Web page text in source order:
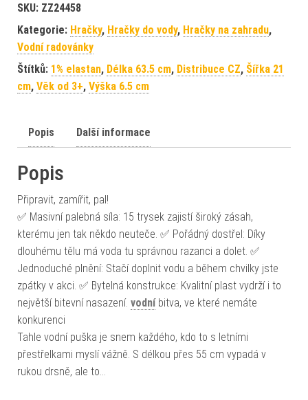
SKU: ZZ24458
Kategorie: Hračky, Hračky do vody, Hračky na zahradu,
Vodní radovánky
Štítků: 1% elastan, Délka 63.5 cm, Distribuce CZ, Šířka 21
cm, Věk od 3+, Výška 6.5 cm
Popis Další informace
Popis
Připravit, zamířit, pal!
✅ Masivní palebná síla: 15 trysek zajistí široký zásah,
kterému jen tak někdo neuteče. ✅ Pořádný dostřel: Díky
dlouhému tělu má voda tu správnou razanci a dolet. ✅
Jednoduché plnění: Stačí doplnit vodu a během chvilky jste
zpátky v akci. ✅ Bytelná konstrukce: Kvalitní plast vydrží i to
největší bitevní nasazení. vodníbitva, ve které nemáte
konkurenci
Tahle vodní puška je snem každého, kdo to s letními
přestřelkami myslí vážně. S délkou přes 55 cm vypadá v
rukou drsně, ale to…